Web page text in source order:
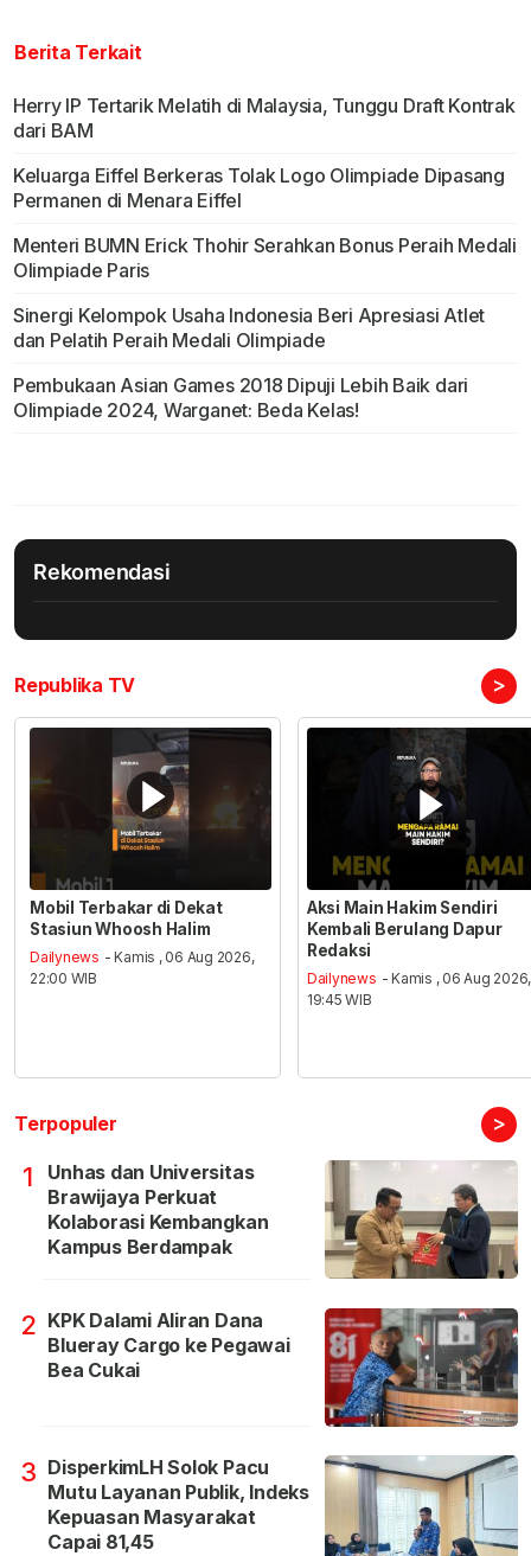
Berita Terkait
Herry IP Tertarik Melatih di Malaysia, Tunggu Draft Kontrak
dari BAM
Keluarga Eiffel Berkeras Tolak Logo Olimpiade Dipasang
Permanen di Menara Eiffel
Menteri BUMN Erick Thohir Serahkan Bonus Peraih Medali
Olimpiade Paris
Sinergi Kelompok Usaha Indonesia Beri Apresiasi Atlet
dan Pelatih Peraih Medali Olimpiade
Pembukaan Asian Games 2018 Dipuji Lebih Baik dari
Olimpiade 2024, Warganet: Beda Kelas!
Rekomendasi
Republika TV >
Mobil Terbakar di Dekat
Stasiun Whoosh Halim
Dailynews - Kamis , 06 Aug 2026,
22:00 WIB
Aksi Main Hakim Sendiri
Kembali Berulang Dapur
Redaksi
Dailynews - Kamis , 06 Aug 2026,
19:45 WIB
Terpopuler >
1
Unhas dan Universitas
Brawijaya Perkuat
Kolaborasi Kembangkan
Kampus Berdampak
2 KPK Dalami Aliran Dana
Blueray Cargo ke Pegawai
Bea Cukai
3 DisperkimLH Solok Pacu
Mutu Layanan Publik, Indeks
Kepuasan Masyarakat
Capai 81,45